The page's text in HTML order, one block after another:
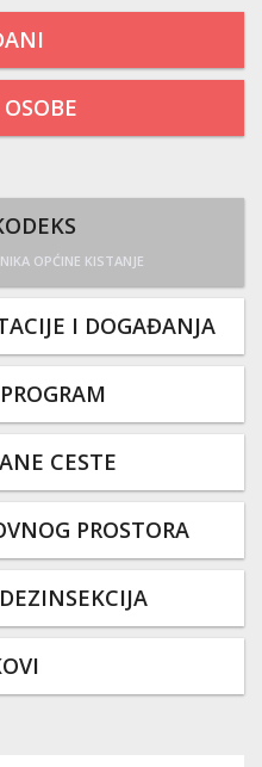
OPĆINE KISTANJE
I DOGAĐANJA
CESTE
PROSTORA